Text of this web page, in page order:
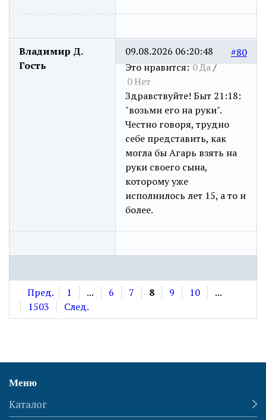
Владимир Д.
Гость
#80
Это нравится: 0Да/
0Нет
09.08.2026 06:20:48
Здравствуйте! Быт 21:18:
"возьми его на руки".
Честно говоря, трудно
себе представить, как
могла бы Агарь взять на
руки своего сына,
которому уже
исполнилось лет 15, а то и
более.
Пред. 1 ... 6 7 8 9 10
...
1503
След.
Меню
Каталог